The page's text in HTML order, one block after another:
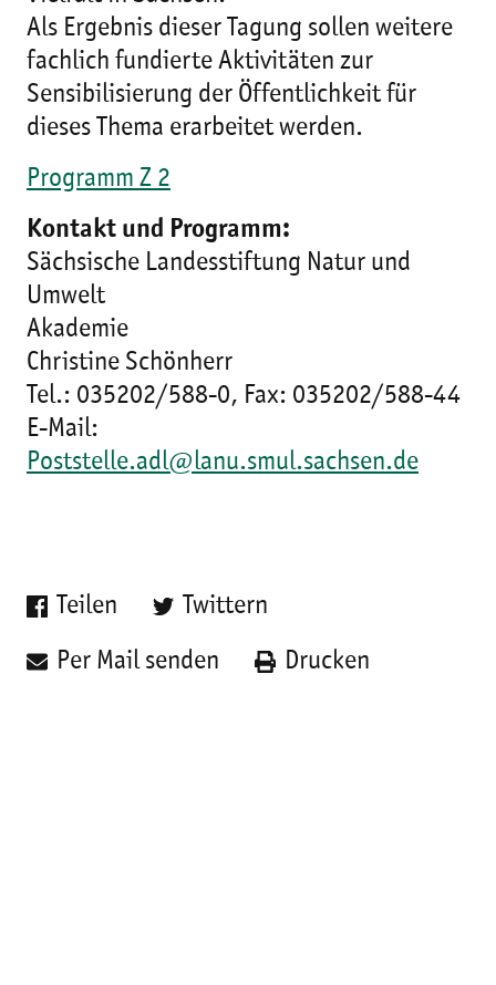
Als Ergebnis dieser Tagung sollen weitere
fachlich fundierte Aktivitäten zur
Sensibilisierung der Öffentlichkeit für
dieses Thema erarbeitet werden.
Programm Z 2
Kontakt und Programm:
Sächsische Landesstiftung Natur und
Umwelt
Akademie
Christine Schönherr
Tel.: 035202/588-0, Fax: 035202/588-44
E-Mail:
Poststelle.adl@lanu.smul.sachsen.de
Teilen Twittern
Per Mail senden Drucken